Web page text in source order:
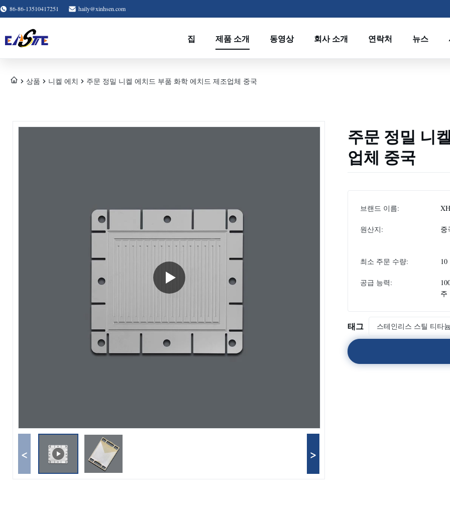
86-86-13510417251 haily@xinhsen.com
집 제품 소개 동영상 회사 소개 연락처 뉴스
상품 니켈 에치 주문 정밀 니켈 에치드 부품 화학 에치드 제조업체 중국
< >
주문 정밀 니
업체 중국
브랜드 이름:
원산지: 중
최소 주문 수량: 10
공급 능력:
주
태그 스테인리스 스틸 티타